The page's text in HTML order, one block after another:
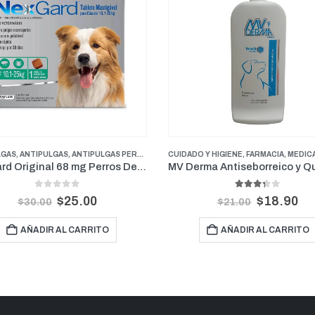
,FARMACIA,PERROS ,PROMOCIONES
Y HIGIENE,FARMACIA, MEDICAMENTOS GENERALES
MV Derma Antiseborreico y Queratolítico Shampoo 16 Onz
out of 5
$21.00 $18.90
AÑADIR AL CARRITO
ANTIPULGAS ,ANTIPULGAS,ANTIPULGAS PERROS
out of 5
$20.00 $18.00
AÑADIR AL CARRITO